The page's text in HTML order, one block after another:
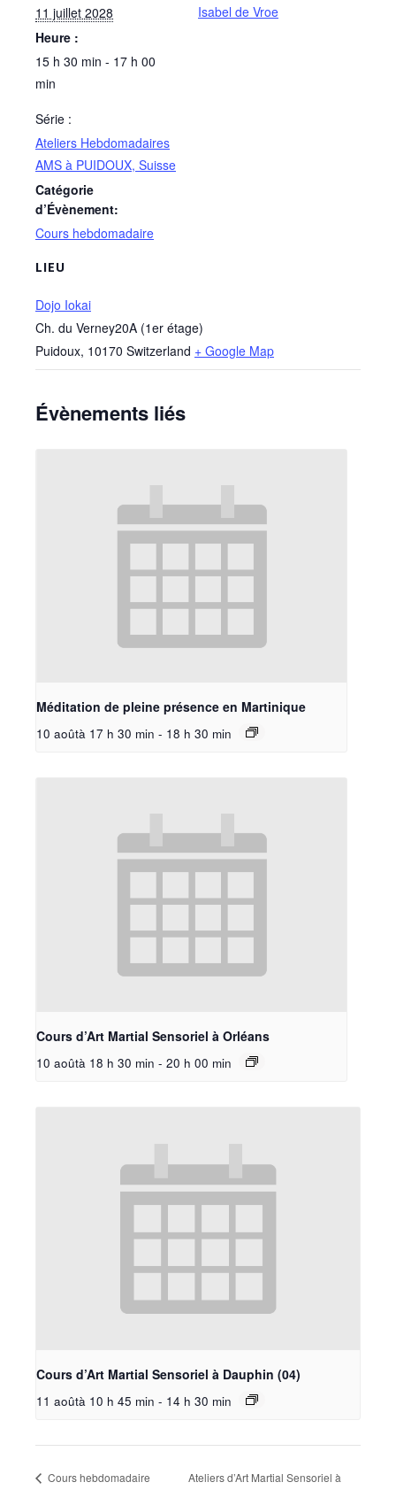
11 juillet 2028
Heure :
15 h 30 min - 17 h 00
min
Série :
Ateliers Hebdomadaires
AMS à PUIDOUX, Suisse
Catégorie
d’Évènement:
Cours hebdomadaire
LIEU
Dojo Iokai
Ch. du Verney20A (1er étage)
Puidoux, 10170 Switzerland + Google Map
Isabel de Vroe
Évènements liés
Méditation de pleine présence en Martinique
10 aoûtà 17 h 30 min - 18 h 30 min
Cours d’Art Martial Sensoriel à Orléans
10 aoûtà 18 h 30 min - 20 h 00 min
Cours d’Art Martial Sensoriel à Dauphin (04)
11 aoûtà 10 h 45 min - 14 h 30 min
Cours hebdomadaire Ateliers d’Art Martial Sensoriel à